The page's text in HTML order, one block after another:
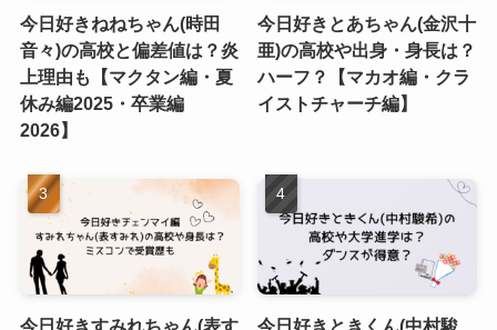
今日好きねねちゃん(時田
音々)の高校と偏差値は？炎
上理由も【マクタン編・夏
休み編2025・卒業編
2026】
今日好きとあちゃん(金沢十
亜)の高校や出身・身長は？
ハーフ？【マカオ編・クラ
イストチャーチ編】
今日好きすみれちゃん(表す
今日好きときくん(中村駿